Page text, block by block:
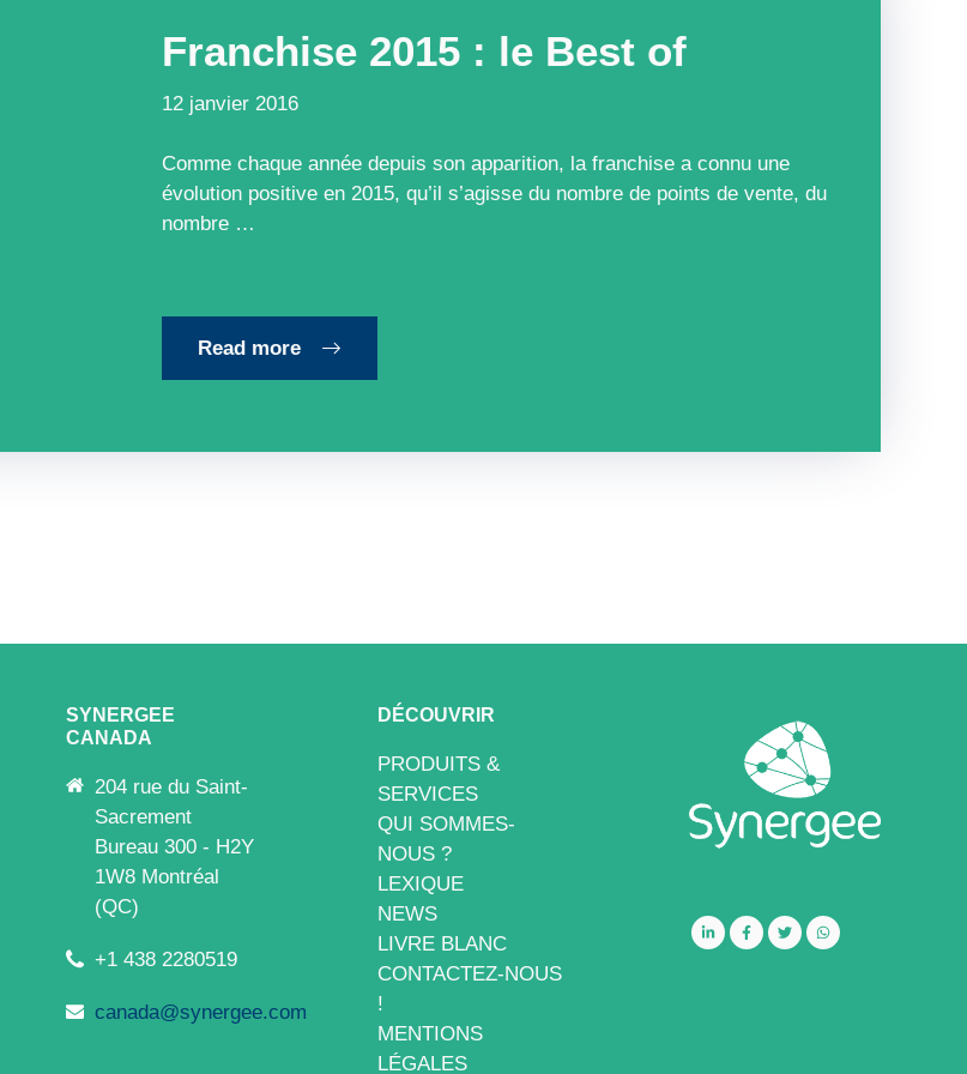
Franchise 2015 : le Best of
12 janvier 2016
Comme chaque année depuis son apparition, la franchise a connu une
évolution positive en 2015, qu’il s’agisse du nombre de points de vente, du
nombre …
Read more
SYNERGEE
CANADA
204 rue du Saint-
Sacrement
Bureau 300 - H2Y
1W8 Montréal
(QC)
+1 438 2280519
canada@synergee.com
DÉCOUVRIR
PRODUITS &
SERVICES
QUI SOMMES-
NOUS ?
LEXIQUE
NEWS
LIVRE BLANC
CONTACTEZ-NOUS
!
MENTIONS
LÉGALES